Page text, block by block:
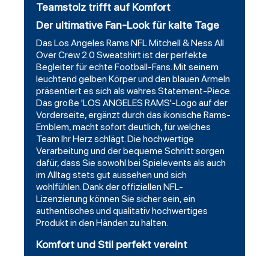
Teamstolz trifft auf Komfort
Der ultimative Fan-Look für kalte Tage
Das Los Angeles Rams NFL Mitchell & Ness All
Over Crew 2.0 Sweatshirt ist der perfekte
Begleiter für echte Football-Fans. Mit seinem
leuchtend gelben Körper und den blauen Ärmeln
präsentiert es sich als wahres Statement-Piece.
Das große 'LOS ANGELES RAMS'-Logo auf der
Vorderseite, ergänzt durch das ikonische Rams-
Emblem, macht sofort deutlich, für welches
Team Ihr Herz schlägt. Die hochwertige
Verarbeitung und der bequeme Schnitt sorgen
dafür, dass Sie sowohl bei Spielevents als auch
im Alltag stets gut aussehen und sich
wohlfühlen. Dank der offiziellen NFL-
Lizenzierung können Sie sicher sein, ein
authentisches und qualitativ hochwertiges
Produkt in den Händen zu halten.
Komfort und Stil perfekt vereint